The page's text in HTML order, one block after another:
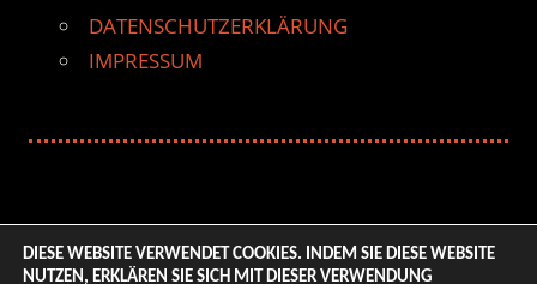
DATENSCHUTZERKLÄRUNG
IMPRESSUM
DIESE WEBSITE VERWENDET COOKIES. INDEM SIE DIESE WEBSITE
NUTZEN, ERKLÄREN SIE SICH MIT DIESER VERWENDUNG